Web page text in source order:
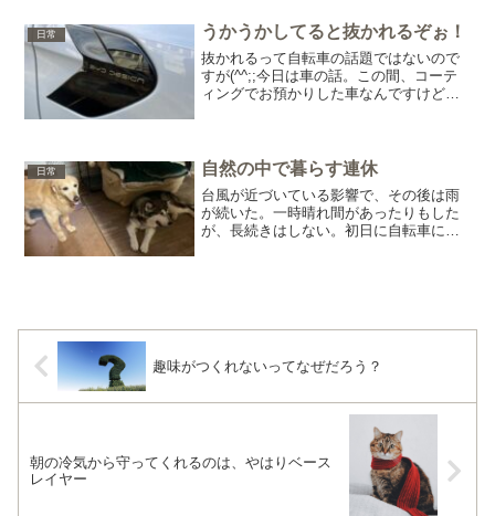
ニアの恩恵を更に感じてい...
日常 うかうかしてると抜かれるぞぉ！
抜かれるって自転車の話題ではないので
すが(^^;;今日は車の話。この間、コーテ
ィングでお預かりした車なんですけど、
たぶんこれから...
日常 自然の中で暮らす連休
台風が近づいている影響で、その後は雨
が続いた。一時晴れ間があったりもした
が、長続きはしない。初日に自転車に乗
趣味がつくれないってなぜだろう？
朝の冷気から守ってくれるのは、やはりベース
レイヤー